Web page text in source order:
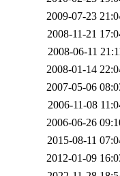
2009-07-23
2008-11-21
2008-06-11
2008-01-14
2007-05-06
2006-11-08
2006-06-26
2015-08-11
2012-01-09